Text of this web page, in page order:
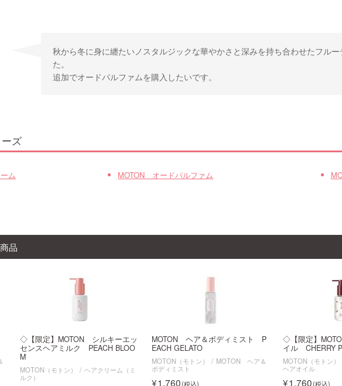
秋から冬に身に纏たいノスタルジックな華やかさと深みを持ち合わせたフル
た。
追加でオードパルファムを購入したいです。
ズ
ム MOTON オードパルファム
品
◇【限定】MOTON シルキーエッ
センスヘアミルク PEACH BLOO
M
MOTON（モトン）
ヘアクリーム（ミ
ルク）
MOTON ヘア＆ボディミスト P
EACH GELATO
MOTON（モトン）
MOTON ヘア＆
ボディミスト
1,760
◇【限定】
イル CHERRY
MOTON（モトン）
ヘアオイル
1,760